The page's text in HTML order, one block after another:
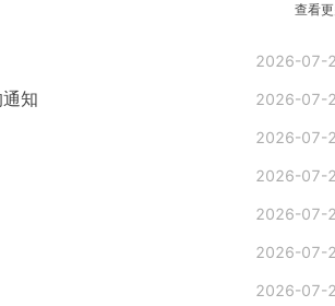
查看
2026-07-
知 2026-07-
2026-07-
2026-07-
2026-07-
2026-07-
2026-07-